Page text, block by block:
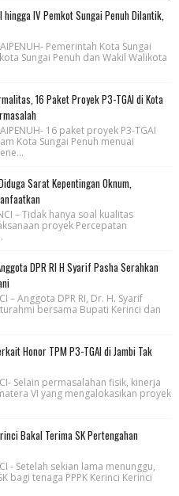
IV Pemkot Sungai Penuh Dilantik,
Pemerintah Kota Sungai
Sungai Penuh dan Wakil Walikota
16 Paket Proyek P3-TGAI di Kota
16 paket proyek P3-TGAI
Kota Sungai Penuh menuai
Sarat Kepentingan Oknum,
– Tidak hanya soal kualitas
proyek Percepatan
DPR RI H Syarif Pasha Serahkan
– Anggota DPR RI, Dr. H. Syarif
bersama Bupati Kerinci dan
Honor TPM P3-TGAI di Jambi Tak
Selain permasalahan fisik, kinerja
VI yang mengalokasikan proyek
Bakal Terima SK Pertengahan
- Setelah sekian lama menunggu,
bagi tenaga PPPK Kerinci Kerinci